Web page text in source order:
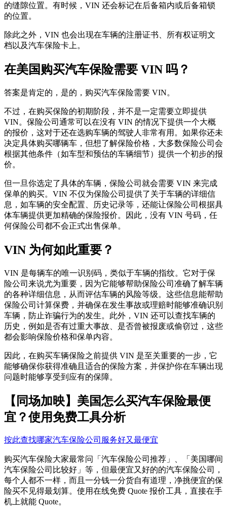
的缝隙位置。有时候，VIN 还会标记在后备箱内或后备箱锁
的位置。
除此之外，VIN 也会出现在车辆的注册证书、所有权证明文
档以及汽车保险卡上。
在美国购买汽车保险需要 VIN 吗？
答案是肯定的，是的，购买汽车保险需要 VIN。
不过，在购买保险的初期阶段，并不是一定需要立即提供
VIN。保险公司通常可以在没有 VIN 的情况下提供一个大概
的报价，这对于还在选购车辆的驾驶人非常有用。如果你还未
决定具体购买哪辆车，但想了解保险价格，大多数保险公司会
根据其他条件（如车型和预估的车辆细节）提供一个初步的报
价。
但一旦你选定了具体的车辆，保险公司就会需要 VIN 来完成
保单的购买。VIN 不仅为保险公司提供了关于车辆的详细信
息，如车辆的安全配置、历史记录等，还能让保险公司根据具
体车辆提供更加精确的保险报价。因此，没有 VIN 号码，任
何保险公司都不会正式出售保单。
VIN 为何如此重要？
VIN 是每辆车的唯一识别码，类似于车辆的指纹。它对于保
险公司来说尤为重要，因为它能够帮助保险公司准确了解车辆
的各种详细信息，从而评估车辆的风险等级。这些信息能帮助
保险公司计算保费，并确保在发生事故或理赔时能够准确识别
车辆，防止诈骗行为的发生。此外，VIN 还可以查找车辆的
历史，例如是否有过重大事故、是否曾被报废或偷窃过，这些
都会影响保险价格和保单内容。
因此，在购买车辆保险之前提供 VIN 是至关重要的一步，它
能够确保你获得准确且适合的保险方案，并保护你在车辆出现
问题时能够享受到应有的保障。
【同场加映】美国怎么买汽车保险最便
宜？使用免费工具分析
按此查找哪家汽车保险公司服务好又最便宜
购买汽车保险大家最常问「汽车保险公司推荐」、「美国哪间
汽车保险公司比较好」等，但最便宜又好的的汽车保险公司，
每个人都不一样，而且一分钱一分货自有道理，净挑便宜的保
险买不见得最划算。使用在线免费 Quote 报价工具，直接在手
机上就能 Quote。